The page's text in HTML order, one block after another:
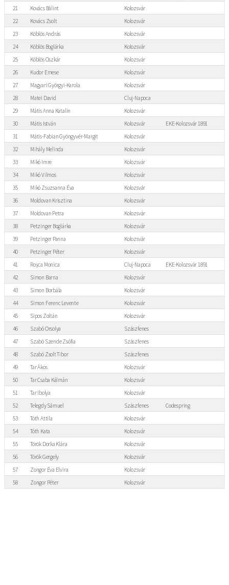
21
Kovács Bálint
Kolozsvár
22
Kovács Zsolt
Kolozsvár
23
Köblös András
Kolozsvár
24
Köblös Boglárka
Kolozsvár
25
Köblös Oszkár
Kolozsvár
26
Kudor Emese
Kolozsvár
27
Magyari Györgyi-Karola
Kolozsvár
28
Matei David
Cluj-Napoca
29
Mátis Anna Katalin
Kolozsvár
30
Mátis István Kolozsvár
EKE-Kolozsvár 1891
31
Mátis-Fabian Gyöngyvér-Margit
Kolozsvár
32
Mihály Melinda
Kolozsvár
33
Mikó Imre
Kolozsvár
34
Mikó Vilmos
Kolozsvár
35
Mikó Zsuzsanna Éva
Kolozsvár
36
Moldovan Krisztina
Kolozsvár
37
Moldovan Petra
Kolozsvár
38
Petzinger Boglárka
Kolozsvár
39
Petzinger Panna
Kolozsvár
40
Petzinger Péter
Kolozsvár
41
Roșca Monica Cluj-Napoca
EKE-Kolozsvár 1891
42
Simon Barna
Kolozsvár
43
Simon Borbála
Kolozsvár
44
Simon Ferenc Levente
Kolozsvár
45
Sipos Zoltán
Kolozsvár
46
Szabó Orsolya
Szászfenes
47
Szabó Szende Zsófia
Szászfenes
48
Szabó Zsolt Tibor
Szászfenes
49
Tar Ákos
Kolozsvár
50
Tar Csaba Kálmán
Kolozsvár
51
Tar Ibolya
Kolozsvár
52
Telegdy Sámuel Szászfenes
Codespring
53
Tóth Attila
Kolozsvár
54
Tóth Kata
Kolozsvár
55
Török Dorka Klára
Kolozsvár
56
Török Gergely
Kolozsvár
57
Zongor Éva Elvira
Kolozsvár
58
Zongor Péter Kolozsvár